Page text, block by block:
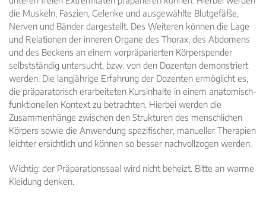
die Muskeln, Faszien, Gelenke und ausgewählte Blutgefäße,
Nerven und Bänder dargestellt. Des Weiteren können die Lage
und Relationen der inneren Organe des Thorax, des Abdomens
und des Beckens an einem vorpräparierten Körperspender
selbstständig untersucht, bzw. von den Dozenten demonstriert
werden. Die langjährige Erfahrung der Dozenten ermöglicht es,
die präparatorisch erarbeiteten Kursinhalte in einem anatomisch-
funktionellen Kontext zu betrachten. Hierbei werden die
Zusammenhänge zwischen den Strukturen des menschlichen
Körpers sowie die Anwendung spezifischer, manueller Therapien
leichter ersichtlich und können so besser nachvollzogen werden.
Wichtig: der Präparationssaal wird nicht beheizt. Bitte an warme
Kleidung denken.
INHALTSTYP
Therapeuten
Schulen
Krankenkassen
Neuigkeiten
Kleinanzeigen
Inhaltsseiten